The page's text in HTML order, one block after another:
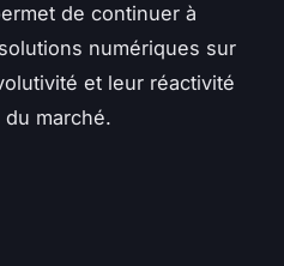
de continuer à
numériques sur
et leur réactivité
marché.